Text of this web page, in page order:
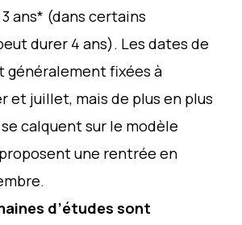
ans* (dans certains
durer 4 ans). Les dates de
généralement fixées à
et juillet, mais de plus en plus
calquent sur le modèle
une rentrée en
d’études sont